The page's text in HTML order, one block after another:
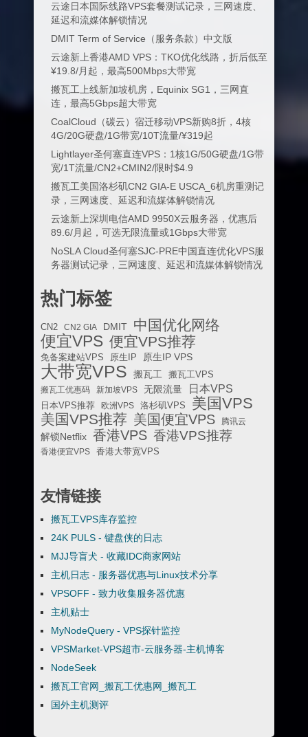
云途日本国际线路VPS套餐测试记录，三网速度、
延迟和流媒体解锁情况
DMIT Term of Service（服务条款）中文版
云途新上香港AMD VPS：TKO优化线路，折后低至
¥19.8/月起，最高500Mbps大带宽
搬瓦工上线新加坡机房，Equinix SG1，三网直
连，最高5Gbps超大带宽
CoalCloud（碳云）宿迁移动VPS新购8折，4核
4G/20G硬盘/1G带宽/10T流量/¥319起
Lightlayer圣何塞直连VPS：1核1G/50G硬盘/1G带
宽/1T流量/CN2+CMIN2/限时$4.9
搬瓦工美国洛杉矶CN2 GIA-E USCA_6机房重测记
录，三网速度、延迟和流媒体解锁情况
云途新上深圳电信AMD 9950X云服务器，优惠后
89.6/月起，可选无限流量或1Gbps大带宽
NoSLA Cloud圣何塞SJC-PRE中国直连优化VPS服
务器测试记录，三网速度、延迟和流媒体解锁情况
热门标签
CN2 CN2 GIA DMIT 中国优化网络
便宜VPS 便宜VPS推荐
免备案建站VPS 原生IP 原生IP VPS
大带宽VPS 搬瓦工
搬瓦工VPS
搬瓦工优惠码
新加坡VPS 无限流量 日本VPS
日本VPS推荐 欧洲VPS 洛杉矶VPS 美国VPS
美国VPS推荐 美国便宜VPS 腾讯云
解锁Netflix 香港VPS 香港VPS推荐
香港便宜VPS 香港大带宽VPS
友情链接
搬瓦工VPS库存监控
24K PULS - 键盘侠的日志
MJJ导盲犬 - 收藏IDC商家网站
主机日志 - 服务器优惠与Linux技术分享
VPSOFF - 致力收集服务器优惠
主机贴士
MyNodeQuery - VPS探针监控
VPSMarket-VPS超市-云服务器-主机博客
NodeSeek
搬瓦工官网_搬瓦工优惠网_搬瓦工
国外主机测评